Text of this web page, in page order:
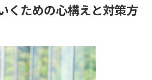
くための心構えと対策方